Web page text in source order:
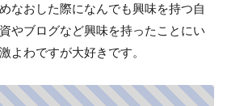
なおした際になんでも興味を持つ自
やブログなど興味を持ったことにい
よわですが大好きです。